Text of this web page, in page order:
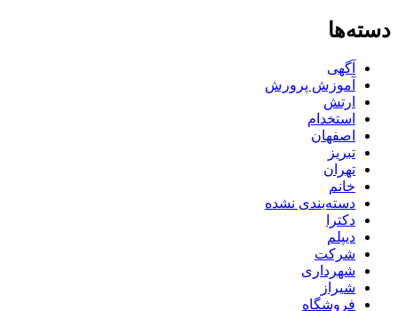
دسته‌ها
آگهی
آموزش پرورش
ارتش
استخدام
اصفهان
تبریز
تهران
خانم
دسته‌بندی نشده
دکترا
دیپلم
شرکت
شهرداری
شیراز
فروشگاه